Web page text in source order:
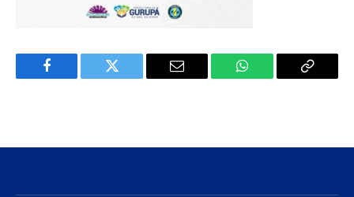
Facebook Twitter
E-
WhatsApp Copiar